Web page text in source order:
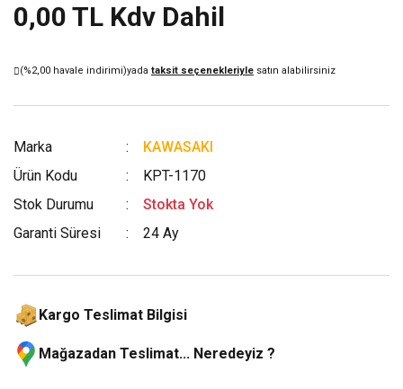
0,00 TL Kdv Dahil
(%2,00 havale indirimi)yada taksit seçenekleriyle satın alabilirsiniz
Marka
KAWASAKI
Ürün Kodu
KPT-1170
Stok Durumu
Stokta Yok
Garanti Süresi
24 Ay
Kargo Teslimat Bilgisi
Mağazadan Teslimat... Neredeyiz ?